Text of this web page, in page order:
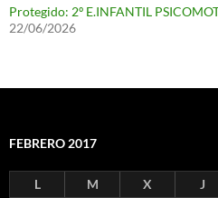
Protegido: 2º E.INFANTIL
22/06/2026
FEBRERO 2017
L M X J